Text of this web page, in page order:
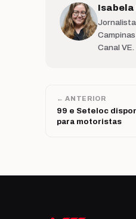
Isabela
Jornalista
Canal VE.
← ANTERIOR
99 e Seteloc
para motoristas